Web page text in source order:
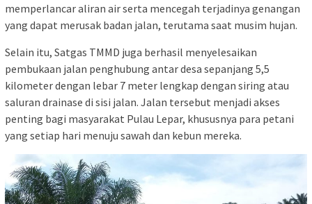
memperlancar aliran air serta mencegah terjadinya genangan
yang dapat merusak badan jalan, terutama saat musim hujan.
Selain itu, Satgas TMMD juga berhasil menyelesaikan
pembukaan jalan penghubung antar desa sepanjang 5,5
kilometer dengan lebar 7 meter lengkap dengan siring atau
saluran drainase di sisi jalan. Jalan tersebut menjadi akses
penting bagi masyarakat Pulau Lepar, khususnya para petani
yang setiap hari menuju sawah dan kebun mereka.